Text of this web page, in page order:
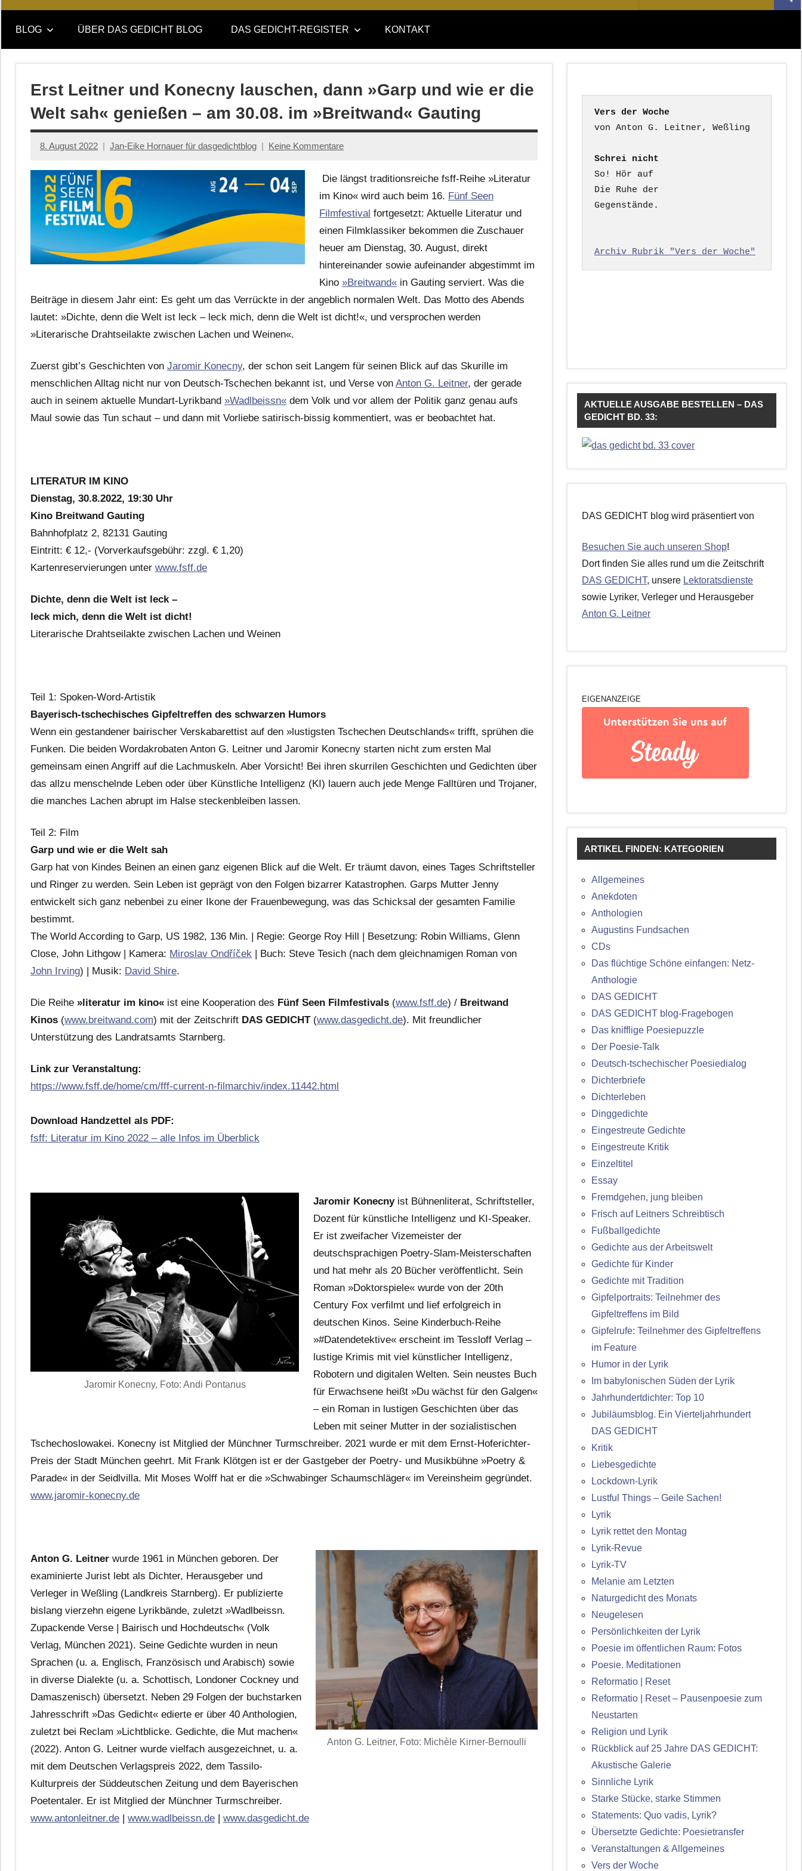
DAS
GEDICHT
blog
DAS
GEDICHT.
Zeitschrift
nach:
BLOG ÜBER DAS GEDICHT BLOG DAS GEDICHT-REGISTER KONTAKT
Erst Leitner und Konecny lauschen, dann »Garp und wie er die
Welt sah« genießen – am 30.08. im »Breitwand« Gauting
8. August 2022 Jan-Eike Hornauer für dasgedichtblog Keine Kommentare
Die längst traditionsreiche fsff-Reihe »Literatur
im Kino« wird auch beim 16. Fünf Seen
Filmfestival fortgesetzt: Aktuelle Literatur und
einen Filmklassiker bekommen die Zuschauer
heuer am Dienstag, 30. August, direkt
hintereinander sowie aufeinander abgestimmt im
Kino »Breitwand« in Gauting serviert. Was die
Beiträge in diesem Jahr eint: Es geht um das Verrückte in der angeblich normalen Welt. Das Motto des Abends
lautet: »Dichte, denn die Welt ist leck – leck mich, denn die Welt ist dicht!«, und versprochen werden
»Literarische Drahtseilakte zwischen Lachen und Weinen«.
Zuerst gibt’s Geschichten von Jaromir Konecny, der schon seit Langem für seinen Blick auf das Skurille im
menschlichen Alltag nicht nur von Deutsch-Tschechen bekannt ist, und Verse von Anton G. Leitner, der gerade
auch in seinem aktuelle Mundart-Lyrikband »Wadlbeissn« dem Volk und vor allem der Politik ganz genau aufs
Maul sowie das Tun schaut – und dann mit Vorliebe satirisch-bissig kommentiert, was er beobachtet hat.
LITERATUR IM KINO
Dienstag, 30.8.2022, 19:30 Uhr
Kino Breitwand Gauting
Bahnhofplatz 2, 82131 Gauting
Eintritt: € 12,- (Vorverkaufsgebühr: zzgl. € 1,20)
Kartenreservierungen unter www.fsff.de
Dichte, denn die Welt ist leck –
leck mich, denn die Welt ist dicht!
Literarische Drahtseilakte zwischen Lachen und Weinen
Teil 1: Spoken-Word-Artistik
Bayerisch-tschechisches Gipfeltreffen des schwarzen Humors
Wenn ein gestandener bairischer Verskabarettist auf den »lustigsten Tschechen Deutschlands« trifft, sprühen die
Funken. Die beiden Wordakrobaten Anton G. Leitner und Jaromir Konecny starten nicht zum ersten Mal
gemeinsam einen Angriff auf die Lachmuskeln. Aber Vorsicht! Bei ihren skurrilen Geschichten und Gedichten über
das allzu menschelnde Leben oder über Künstliche Intelligenz (KI) lauern auch jede Menge Falltüren und Trojaner,
die manches Lachen abrupt im Halse steckenbleiben lassen.
Teil 2: Film
Garp und wie er die Welt sah
Garp hat von Kindes Beinen an einen ganz eigenen Blick auf die Welt. Er träumt davon, eines Tages Schriftsteller
und Ringer zu werden. Sein Leben ist geprägt von den Folgen bizarrer Katastrophen. Garps Mutter Jenny
entwickelt sich ganz nebenbei zu einer Ikone der Frauenbewegung, was das Schicksal der gesamten Familie
bestimmt.
The World According to Garp, US 1982, 136 Min. | Regie: George Roy Hill | Besetzung: Robin Williams, Glenn
Close, John Lithgow | Kamera: Miroslav Ondříček | Buch: Steve Tesich (nach dem gleichnamigen Roman von
John Irving) | Musik: David Shire.
Die Reihe »literatur im kino« ist eine Kooperation des Fünf Seen Filmfestivals (www.fsff.de) / Breitwand
Kinos (www.breitwand.com) mit der Zeitschrift DAS GEDICHT (www.dasgedicht.de). Mit freundlicher
Unterstützung des Landratsamts Starnberg.
Link zur Veranstaltung:
https://www.fsff.de/home/cm/fff-current-n-filmarchiv/index.11442.html
Download Handzettel als PDF:
fsff: Literatur im Kino 2022 – alle Infos im Überblick
Jaromir Konecny, Foto: Andi Pontanus
Jaromir Konecnyist Bühnenliterat, Schriftsteller,
Dozent für künstliche Intelligenz und KI-Speaker.
Er ist zweifacher Vizemeister der
deutschsprachigen Poetry-Slam-Meisterschaften
und hat mehr als 20 Bücher veröffentlicht. Sein
Roman »Doktorspiele« wurde von der 20th
Century Fox verfilmt und lief erfolgreich in
deutschen Kinos. Seine Kinderbuch-Reihe
»#Datendetektive« erscheint im Tessloff Verlag –
lustige Krimis mit viel künstlicher Intelligenz,
Robotern und digitalen Welten. Sein neustes Buch
für Erwachsene heißt »Du wächst für den Galgen«
– ein Roman in lustigen Geschichten über das
Leben mit seiner Mutter in der sozialistischen
Tschechoslowakei. Konecny ist Mitglied der Münchner Turmschreiber. 2021 wurde er mit dem Ernst-Hoferichter-
Preis der Stadt München geehrt. Mit Frank Klötgen ist er der Gastgeber der Poetry- und Musikbühne »Poetry &
Parade« in der Seidlvilla. Mit Moses Wolff hat er die »Schwabinger Schaumschläger« im Vereinsheim gegründet.
www.jaromir-konecny.de
Anton G. Leitner, Foto: Michèle Kirner-Bernoulli
Anton G. Leitner wurde 1961 in München geboren. Der
examinierte Jurist lebt als Dichter, Herausgeber und
Verleger in Weßling (Landkreis Starnberg). Er publizierte
bislang vierzehn eigene Lyrikbände, zuletzt »Wadlbeissn.
Zupackende Verse | Bairisch und Hochdeutsch« (Volk
Verlag, München 2021). Seine Gedichte wurden in neun
Sprachen (u. a. Englisch, Französisch und Arabisch) sowie
in diverse Dialekte (u. a. Schottisch, Londoner Cockney und
Damaszenisch) übersetzt. Neben 29 Folgen der buchstarken
Jahresschrift »Das Gedicht« edierte er über 40 Anthologien,
zuletzt bei Reclam »Lichtblicke. Gedichte, die Mut machen«
(2022). Anton G. Leitner wurde vielfach ausgezeichnet, u. a.
mit dem Deutschen Verlagspreis 2022, dem Tassilo-
Kulturpreis der Süddeutschen Zeitung und dem Bayerischen
Poetentaler. Er ist Mitglied der Münchner Turmschreiber.
www.antonleitner.de
www.wadlbeissn.de www.dasgedicht.de
Vers der Woche
Schrei nicht
So! Hör auf
Die Ruhe der
Gegenstände.
Archiv Rubrik "Vers der Woche"
AKTUELLE AUSGABE BESTELLEN – DAS
GEDICHT BD. 33:
DAS GEDICHT blog wird präsentiert von
Besuchen Sie auch unseren Shop!
Dort finden Sie alles rund um die Zeitschrift
DAS GEDICHT, unsere Lektoratsdienste
sowie Lyriker, Verleger und Herausgeber
Anton G. Leitner
EIGENANZEIGE
ARTIKEL FINDEN: KATEGORIEN
Allgemeines
Anekdoten
Anthologien
Augustins Fundsachen
CDs
Das flüchtige Schöne einfangen: Netz-
Anthologie
DAS GEDICHT
DAS GEDICHT blog-Fragebogen
Das knifflige Poesiepuzzle
Der Poesie-Talk
Deutsch-tschechischer Poesiedialog
Dichterbriefe
Dichterleben
Dinggedichte
Eingestreute Gedichte
Eingestreute Kritik
Einzeltitel
Essay
Fremdgehen, jung bleiben
Frisch auf Leitners Schreibtisch
Fußballgedichte
Gedichte aus der Arbeitswelt
Gedichte für Kinder
Gedichte mit Tradition
Gipfelportraits: Teilnehmer des
Gipfeltreffens im Bild
Gipfelrufe: Teilnehmer des Gipfeltreffens
im Feature
Humor in der Lyrik
Im babylonischen Süden der Lyrik
Jahrhundertdichter: Top 10
Jubiläumsblog. Ein Vierteljahrhundert
DAS GEDICHT
Kritik
Liebesgedichte
Lockdown-Lyrik
Lustful Things – Geile Sachen!
Lyrik
Lyrik rettet den Montag
Lyrik-Revue
Lyrik-TV
Melanie am Letzten
Naturgedicht des Monats
Neugelesen
Persönlichkeiten der Lyrik
Poesie im öffentlichen Raum: Fotos
Poesie. Meditationen
Reformatio | Reset
Reformatio | Reset – Pausenpoesie zum
Neustarten
Religion und Lyrik
Rückblick auf 25 Jahre DAS GEDICHT:
Akustische Galerie
Sinnliche Lyrik
Starke Stücke, starke Stimmen
Statements: Quo vadis, Lyrik?
Übersetzte Gedichte: Poesietransfer
Veranstaltungen & Allgemeines
Vers der Woche